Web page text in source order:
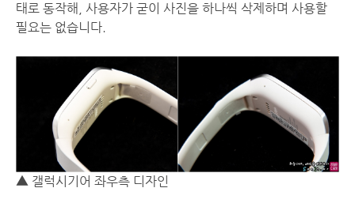
태로 동작해, 사용자가 굳이 사진을 하나씩 삭제하며 사용할
필요는 없습니다.
▲ 갤럭시기어 좌우측 디자인